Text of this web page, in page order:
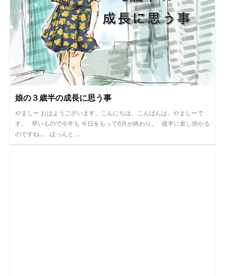
娘の３歳半の成長に思う事
やましー おはようございます。こんにちは。こんばんは。やましーで
す。 早いもので今年も 今日をもって6月が終わり。 後半に差し掛かる
のですね.... ほっんと ...